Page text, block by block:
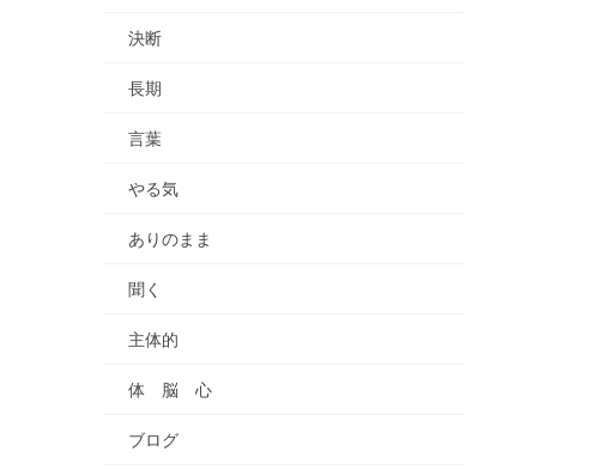
決断
長期
言葉
やる気
ありのまま
聞く
主体的
体 脳 心
ブログ